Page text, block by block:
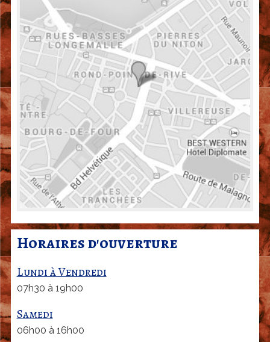
c
h
a
r
d
|
G
e
n
è
v
e
Horaires d'ouverture
Lundi à Vendredi
07h30 à 19h00
Samedi
06h00 à 16h00